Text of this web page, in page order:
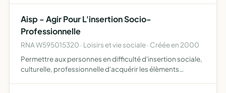
Aisp - Agir Pour L'insertion Socio-
Professionnelle
RNA W595015320 · Loisirs et vie sociale · Créée en 2000
Permettre aux personnes en difficulté d'insertion sociale,
culturelle, professionnelle d'acquérir les élèments